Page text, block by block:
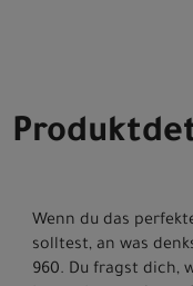
Wenn du das
solltest, an was
960. Du fragst dich,